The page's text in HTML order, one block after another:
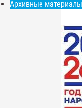
Архивные материалы